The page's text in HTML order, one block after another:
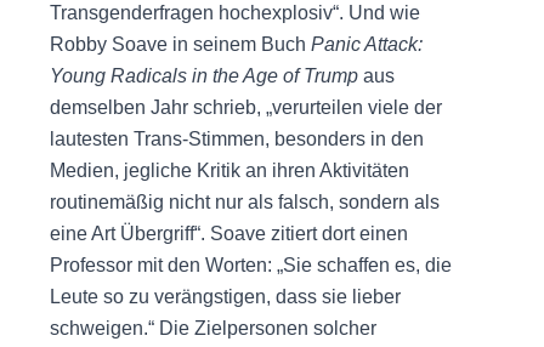
Transgenderfragen hochexplosiv“. Und wie
Robby Soave in seinem Buch Panic Attack:
Young Radicals in the Age of Trumpaus
demselben Jahr schrieb, „verurteilen viele der
lautesten Trans-Stimmen, besonders in den
Medien, jegliche Kritik an ihren Aktivitäten
routinemäßig nicht nur als falsch, sondern als
eine Art Übergriff“. Soave zitiert dort einen
Professor mit den Worten: „Sie schaffen es, die
Leute so zu verängstigen, dass sie lieber
schweigen.“ Die Zielpersonen solcher